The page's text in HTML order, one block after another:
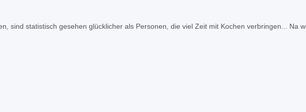
sind statistisch gesehen glücklicher als Personen, die viel Zeit mit Kochen verbringen... Na